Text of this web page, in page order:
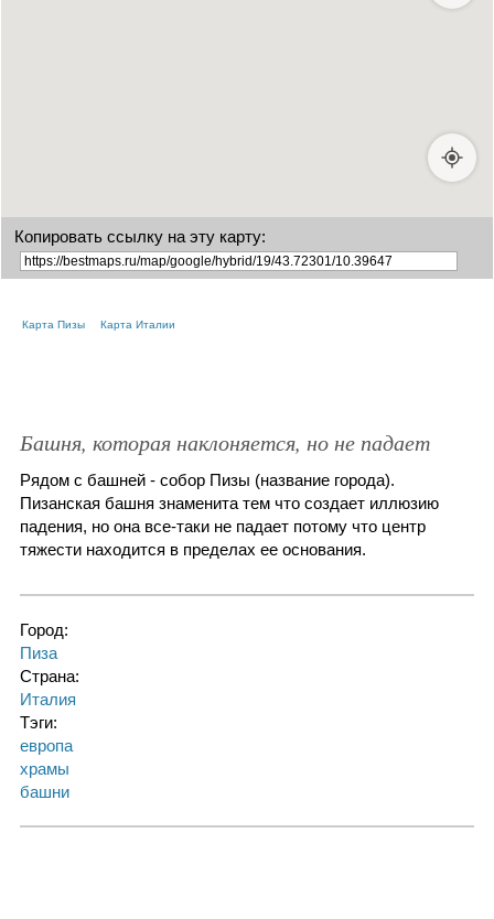
Копировать ссылку на эту карту:
Карта Пизы Карта Италии
Башня, которая наклоняется, но не падает
Рядом с башней - собор Пизы (название города).
Пизанская башня знаменита тем что создает иллюзию
падения, но она все-таки не падает потому что центр
тяжести находится в пределах ее основания.
Город:
Пиза
Страна:
Италия
Тэги:
европа
храмы
башни